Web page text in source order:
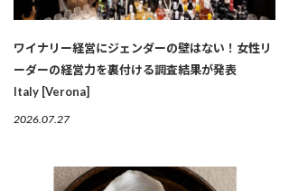
ワイナリー経営にジェンダーの壁はない！女性リ
ーダーの経営力を裏付ける調査結果が発表
Italy [Verona]
2026.07.27